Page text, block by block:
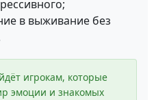
в выживание без
игрокам, которые
эмоции и знакомых